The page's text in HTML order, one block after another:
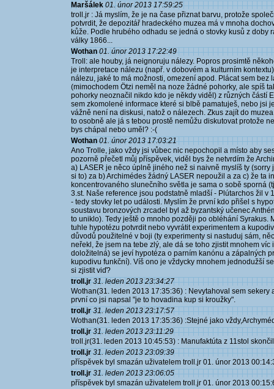
Maršálek 01. únor 2013 17:59:25
troll.jr : Já myslím, že je na čase přiznat barvu, protože
potvrdit, že depozitář hradeckého muzea má v mnoha
kůže. Podle hrubého odhadu se jedná o stovky kusů z
války 1866...
Wothan 01. únor 2013 17:22:49
Troll: ale houby, já neignoruju nálezy. Popros prosimtě
je interpretace nálezu (např. v dobovém a kulturním
nálezu, jaké to má možnosti, omezení apod. Plácat sem bez
(mimochodem Ötzi neměl na noze žádné pohorky, ale spíš
pohorky neoznačil nikdo kdo je někdy viděl) z různých částí
sem zkomolené informace které si blbě pamatuješ, nebo jsi
vážně není na diskusi, natož o nálezech. Zkus zajít do
to osobně ale já s tebou prostě nemůžu diskutovat protože
bys chápal nebo uměl? :-(
Wothan 01. únor 2013 17:03:21
Ano Trolle, jako vždy jsi vůbec nic nepochopil a místo aby
pozorně přečetl můj příspěvek, viděl bys že netvrdím že
a) LASER je něco úplně jiného než si naivně myslíš ty
si to) za b) Archimédes žádný LASER nepoužil a za c) že ta
koncentrovaného slunečního světla je sama o sobě sporná
3.st. Naše reference jsou podstatně mladší - Plútarchos žil v
- tedy stovky let po události. Myslím že první kdo přišel s
soustavu bronzových zrcadel byl až byzantský učenec
to uniklo). Tedy ještě o mnoho později po obléhání Syrakus.
tuhle hypotézu potvrdit nebo vyvrátit experimentem a
důvodů použitelné v boji (ty experimenty si nastuduj sám,
neřekl, že jsem na tebe zlý, ale dá se toho zjistit mnohem
doložitelná) se jeví hypotéza o parním kanónu a zápalných
kupodivu funkční). Víš ono je vždycky mnohem jednodužší
si zjistit viď?
troll.jr 31. leden 2013 23:34:27
Wothan(31. leden 2013 17:35:36) : Nevytahoval sem
první co jsi napsal "je to hovadina kup si kroužky".
troll.jr 31. leden 2013 23:17:57
Wothan(31. leden 2013 17:35:36) :Stejné jako
troll.jr 31. leden 2013 23:11:29
troll.jr(31. leden 2013 10:45:53) : Manufaktúta z 11stol
troll.jr 31. leden 2013 23:09:39
příspěvek byl smazán uživatelem troll.jr 01. únor 2013
troll.jr 31. leden 2013 23:06:05
příspěvek byl smazán uživatelem troll.jr 01. únor 2013